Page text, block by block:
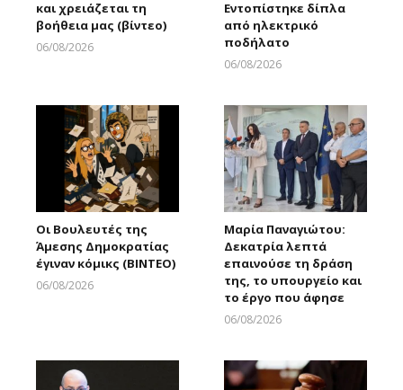
και χρειάζεται τη
βοήθεια μας (βίντεο)
06/08/2026
Εντοπίστηκε δίπλα
από ηλεκτρικό
ποδήλατο
06/08/2026
Οι Βουλευτές της
Άμεσης Δημοκρατίας
έγιναν κόμικς (ΒΙΝΤΕΟ)
06/08/2026
Μαρία Παναγιώτου:
Δεκατρία λεπτά
επαινούσε τη δράση
της, το υπουργείο και
το έργο που άφησε
06/08/2026